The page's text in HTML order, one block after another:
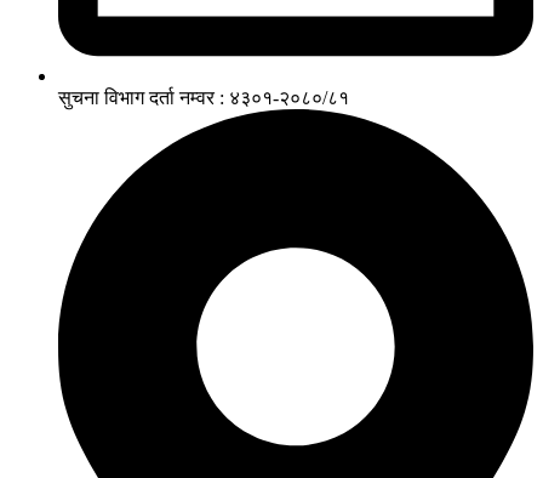
सुचना विभाग दर्ता नम्वर : ४३०१-२०८०/८१